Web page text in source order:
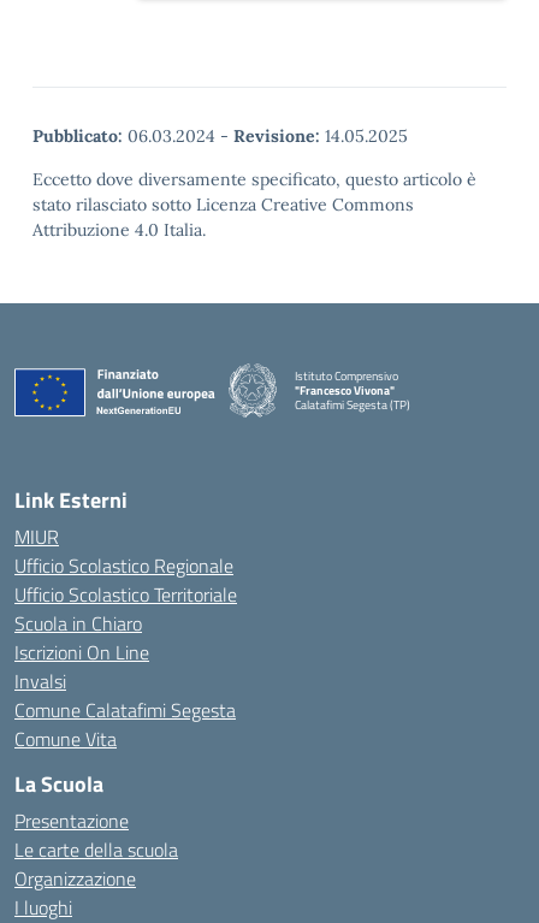
Pubblicato: 06.03.2024 - Revisione: 14.05.2025
Eccetto dove diversamente specificato, questo articolo è
stato rilasciato sotto Licenza Creative Commons
Attribuzione 4.0 Italia.
Istituto Comprensivo
"Francesco Vivona"
Calatafimi Segesta (TP)
— Visita la pagina iniziale della scuola
Link Esterni
MIUR
Ufficio Scolastico Regionale
Ufficio Scolastico Territoriale
Scuola in Chiaro
Iscrizioni On Line
Invalsi
Comune Calatafimi Segesta
Comune Vita
La Scuola
Presentazione
Le carte della scuola
Organizzazione
I luoghi